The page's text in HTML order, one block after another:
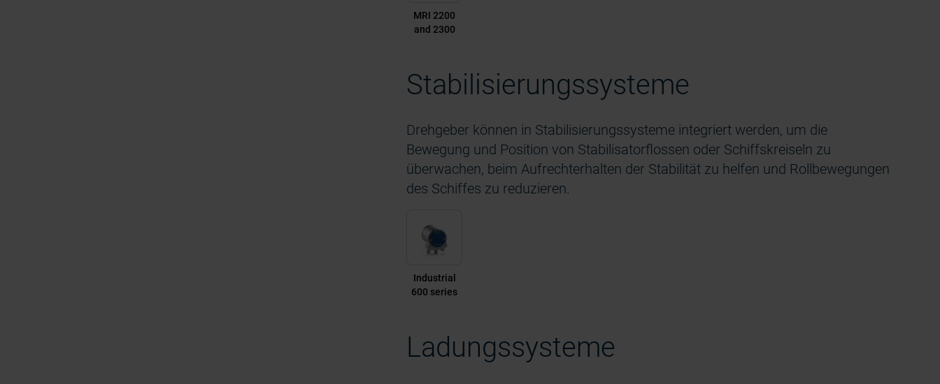
MRI 2200
and 2300
Stabilisierungssysteme
Drehgeber können in Stabilisierungssysteme integriert werden, um die
Bewegung und Position von Stabilisatorflossen oder Schiffskreiseln zu
überwachen, beim Aufrechterhalten der Stabilität zu helfen und Rollbewegungen
des Schiffes zu reduzieren.
Industrial
600 series
Ladungssysteme